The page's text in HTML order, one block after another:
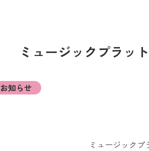
ミュージックプラッ
お知らせ
ミュージックプ